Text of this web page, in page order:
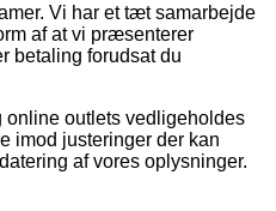
Vi har et tæt samarbejde
af at vi præsenterer
betaling forudsat du
online outlets vedligeholdes
imod justeringer der kan
af vores oplysninger.